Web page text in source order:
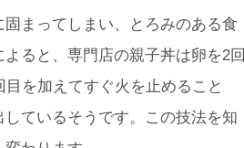
まってしまい、とろみのある食
ると、専門店の親子丼は卵を2回
を加えてすぐ火を止めること
ているそうです。この技法を知